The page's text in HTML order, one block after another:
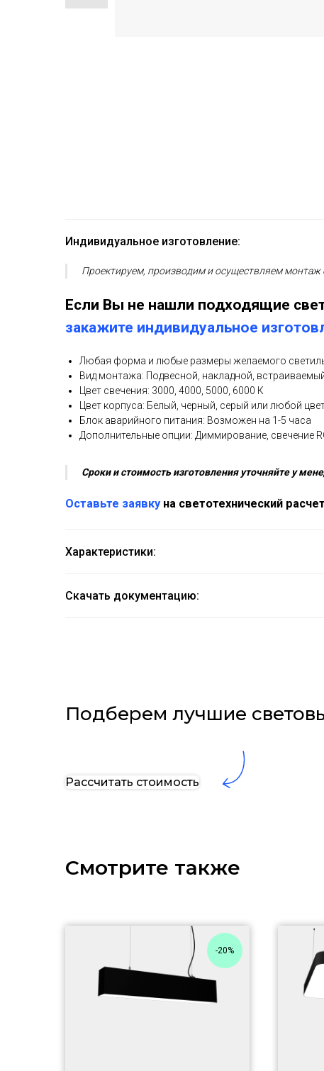
Индивидуальное изготовление:
Проектируем, производим и осуществляем монтаж
Если Вы не нашли подходящие
закажите индивидуальное
Любая форма и любые размеры желаемого
Вид монтажа: Подвесной, накладной,
Цвет свечения: 3000, 4000, 5000, 6000 К
Цвет корпуса: Белый, черный, серый или любой
Блок аварийного питания: Возможен на 1-5 часа
Дополнительные опции: Диммирование, свечение
Сроки и стоимость изготовления уточняйте у
Оставьте заявку на светотехнический
Характеристики:
Скачать документацию:
Подберем лучшие
Рассчитать стоимость
Смотрите также
-20%